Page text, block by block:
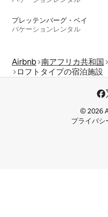
プレッテンバーグ・ベイ
バケーションレンタル
Airbnb 南アフリカ共和国
ロフトタイプの宿泊施設
© 2026
プライバシ